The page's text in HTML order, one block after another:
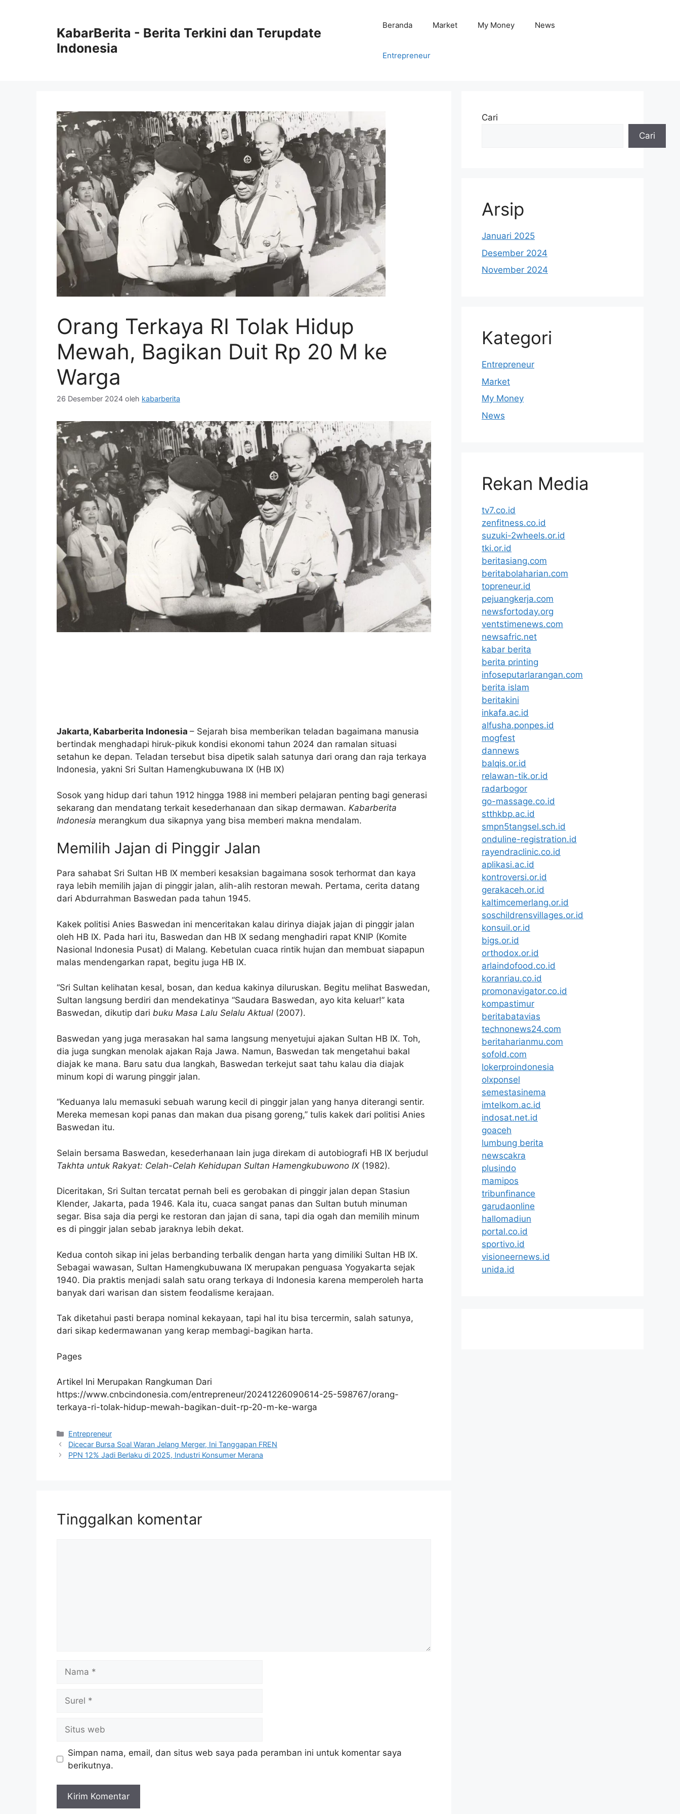
KabarBerita - Berita Terkini dan Terupdate
Indonesia
Beranda Market My Money News
Entrepreneur
Orang Terkaya RI Tolak Hidup
Mewah, Bagikan Duit Rp 20 M ke
Warga
26 Desember 2024 oleh kabarberita
Jakarta, Kabarberita Indonesia – Sejarah bisa memberikan teladan bagaimana manusia
bertindak menghadapi hiruk-pikuk kondisi ekonomi tahun 2024 dan ramalan situasi
setahun ke depan. Teladan tersebut bisa dipetik salah satunya dari orang dan raja terkaya
Indonesia, yakni Sri Sultan Hamengkubuwana IX (HB IX)
Sosok yang hidup dari tahun 1912 hingga 1988 ini memberi pelajaran penting bagi generasi
sekarang dan mendatang terkait kesederhanaan dan sikap dermawan. Kabarberita
Indonesia merangkum dua sikapnya yang bisa memberi makna mendalam.
Memilih Jajan di Pinggir Jalan
Para sahabat Sri Sultan HB IX memberi kesaksian bagaimana sosok terhormat dan kaya
raya lebih memilih jajan di pinggir jalan, alih-alih restoran mewah. Pertama, cerita datang
dari Abdurrahman Baswedan pada tahun 1945.
Kakek politisi Anies Baswedan ini menceritakan kalau dirinya diajak jajan di pinggir jalan
oleh HB IX. Pada hari itu, Baswedan dan HB IX sedang menghadiri rapat KNIP (Komite
Nasional Indonesia Pusat) di Malang. Kebetulan cuaca rintik hujan dan membuat siapapun
malas mendengarkan rapat, begitu juga HB IX.
“Sri Sultan kelihatan kesal, bosan, dan kedua kakinya diluruskan. Begitu melihat Baswedan,
Sultan langsung berdiri dan mendekatinya “Saudara Baswedan, ayo kita keluar!” kata
Baswedan, dikutip dari buku Masa Lalu Selalu Aktual (2007).
Baswedan yang juga merasakan hal sama langsung menyetujui ajakan Sultan HB IX. Toh,
dia juga sungkan menolak ajakan Raja Jawa. Namun, Baswedan tak mengetahui bakal
diajak ke mana. Baru satu dua langkah, Baswedan terkejut saat tahu kalau dia diajak
minum kopi di warung pinggir jalan.
“Keduanya lalu memasuki sebuah warung kecil di pinggir jalan yang hanya diterangi sentir.
Mereka memesan kopi panas dan makan dua pisang goreng,” tulis kakek dari politisi Anies
Baswedan itu.
Selain bersama Baswedan, kesederhanaan lain juga direkam di autobiografi HB IX berjudul
Takhta untuk Rakyat: Celah-Celah Kehidupan Sultan Hamengkubuwono IX (1982).
Diceritakan, Sri Sultan tercatat pernah beli es gerobakan di pinggir jalan depan Stasiun
Klender, Jakarta, pada 1946. Kala itu, cuaca sangat panas dan Sultan butuh minuman
segar. Bisa saja dia pergi ke restoran dan jajan di sana, tapi dia ogah dan memilih minum
es di pinggir jalan sebab jaraknya lebih dekat.
Kedua contoh sikap ini jelas berbanding terbalik dengan harta yang dimiliki Sultan HB IX.
Sebagai wawasan, Sultan Hamengkubuwana IX merupakan penguasa Yogyakarta sejak
1940. Dia praktis menjadi salah satu orang terkaya di Indonesia karena memperoleh harta
banyak dari warisan dan sistem feodalisme kerajaan.
Tak diketahui pasti berapa nominal kekayaan, tapi hal itu bisa tercermin, salah satunya,
dari sikap kedermawanan yang kerap membagi-bagikan harta.
Pages
Artikel Ini Merupakan Rangkuman Dari
https://www.cnbcindonesia.com/entrepreneur/20241226090614-25-598767/orang-
terkaya-ri-tolak-hidup-mewah-bagikan-duit-rp-20-m-ke-warga
Kategori
Entrepreneur
Dicecar Bursa Soal Waran Jelang Merger, Ini Tanggapan FREN
PPN 12% Jadi Berlaku di 2025, Industri Konsumer Merana
Tinggalkan komentar
web
Simpan nama, email, dan situs web saya pada peramban ini untuk komentar saya
berikutnya.
Cari
Cari
Arsip
Januari 2025
Desember 2024
November 2024
Kategori
Entrepreneur
Market
My Money
News
Rekan Media
tv7.co.id
zenfitness.co.id
suzuki-2wheels.or.id
tki.or.id
beritasiang.com
beritabolaharian.com
topreneur.id
pejuangkerja.com
newsfortoday.org
ventstimenews.com
newsafric.net
kabar berita
berita printing
infoseputarlarangan.com
berita islam
beritakini
inkafa.ac.id
alfusha.ponpes.id
mogfest
dannews
balqis.or.id
relawan-tik.or.id
radarbogor
go-massage.co.id
stthkbp.ac.id
smpn5tangsel.sch.id
onduline-registration.id
rayendraclinic.co.id
aplikasi.ac.id
kontroversi.or.id
gerakaceh.or.id
kaltimcemerlang.or.id
soschildrensvillages.or.id
konsuil.or.id
bigs.or.id
orthodox.or.id
arlaindofood.co.id
koranriau.co.id
promonavigator.co.id
kompastimur
beritabatavias
technonews24.com
beritaharianmu.com
sofold.com
lokerproindonesia
olxponsel
semestasinema
imtelkom.ac.id
indosat.net.id
goaceh
lumbung berita
newscakra
plusindo
mamipos
tribunfinance
garudaonline
hallomadiun
portal.co.id
sportivo.id
visioneernews.id
unida.id